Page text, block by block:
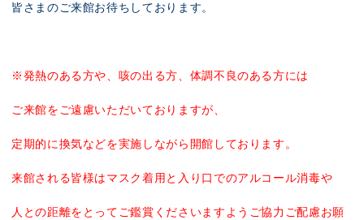
皆さまのご来館お待ちしております。
※発熱のある方や、咳の出る方、体調不良のある方には
ご来館をご遠慮いただいておりますが、
定期的に換気などを実施しながら開館しております。
来館される皆様はマスク着用と入り口でのアルコール消毒や
人との距離をとってご鑑賞くださいますようご協力ご配慮お願